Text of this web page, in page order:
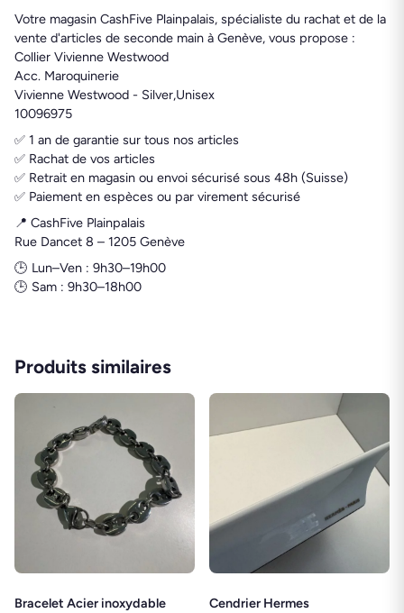
Votre magasin CashFive Plainpalais, spécialiste du rachat et de la
vente d'articles de seconde main à Genève, vous propose :
Collier Vivienne Westwood
Acc. Maroquinerie
Vivienne Westwood - Silver,Unisex
10096975
✅ 1 an de garantie sur tous nos articles
✅ Rachat de vos articles
✅ Retrait en magasin ou envoi sécurisé sous 48h (Suisse)
✅ Paiement en espèces ou par virement sécurisé
📍 CashFive Plainpalais
Rue Dancet 8 – 1205 Genève
🕒 Lun–Ven : 9h30–19h00
🕒 Sam : 9h30–18h00
Produits similaires
Bracelet Acier inoxydable Cendrier Hermes